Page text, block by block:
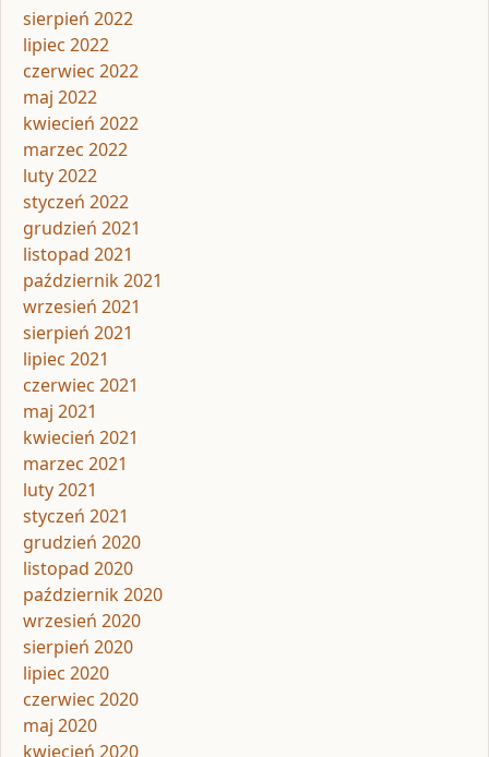
sierpień 2022
lipiec 2022
czerwiec 2022
maj 2022
kwiecień 2022
marzec 2022
luty 2022
styczeń 2022
grudzień 2021
listopad 2021
październik 2021
wrzesień 2021
sierpień 2021
lipiec 2021
czerwiec 2021
maj 2021
kwiecień 2021
marzec 2021
luty 2021
styczeń 2021
grudzień 2020
listopad 2020
październik 2020
wrzesień 2020
sierpień 2020
lipiec 2020
czerwiec 2020
maj 2020
kwiecień 2020